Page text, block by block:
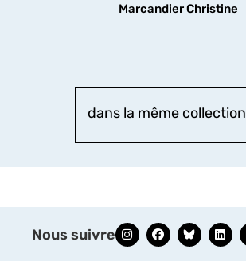
Marcandier Christine
dans la même collection
Nous suivre